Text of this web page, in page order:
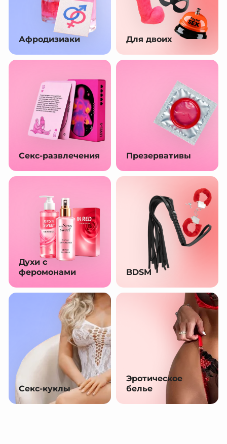
Афродизиаки Для двоих
Секс-развлечения Презервативы
Духи с
феромонами
BDSM
Секс-куклы
Эротическое
белье